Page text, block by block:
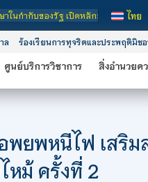
เรียนการสอน 3 ระดับ คือ ระดับปร
ไทย
ล ร้องเรียนการทุจริตและประพฤติมิช
ศูนย์บริการวิชาการ สิ่งอำนวยค
ยพหนีไฟ เสริม
หม้ ครั้งที่ 2